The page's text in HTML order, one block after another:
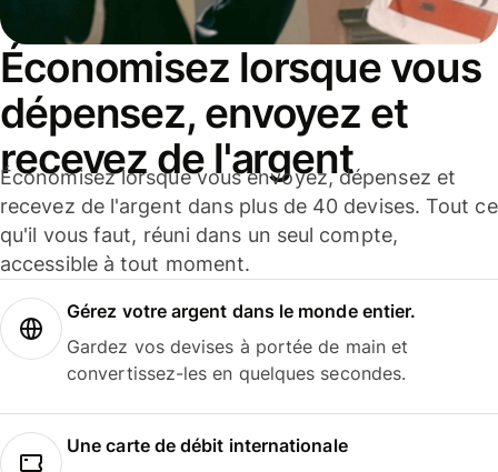
Économisez lorsque vous
dépensez, envoyez et
recevez de l'argent
Économisez lorsque vous envoyez, dépensez et
recevez de l'argent dans plus de 40 devises. Tout ce
qu'il vous faut, réuni dans un seul compte,
accessible à tout moment.
Gérez votre argent dans le monde entier.
Gardez vos devises à portée de main et
convertissez-les en quelques secondes.
Une carte de débit internationale